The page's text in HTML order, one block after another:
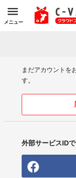
メニュー
まだアカウントを
す。
外部サービスID